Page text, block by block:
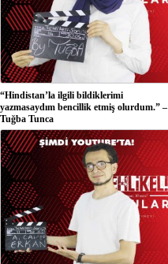
“Hindistan’la ilgili bildiklerimi
yazmasaydım bencillik etmiş olurdum.” –
Tuğba Tunca